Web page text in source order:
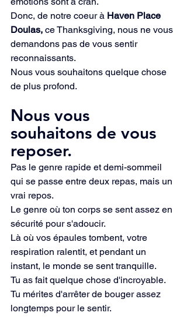
Donc, de notre coeur à Haven Place
Doulas, ce Thanksgiving, nous ne vous
demandons pas de vous sentir
reconnaissants.
Nous vous souhaitons quelque chose
de plus profond.
Nous vous
souhaitons de vous
reposer.
Pas le genre rapide et demi-sommeil
qui se passe entre deux repas, mais un
vrai repos.
Le genre où ton corps se sent assez en
sécurité pour s'adoucir.
Là où vos épaules tombent, votre
respiration ralentit, et pendant un
instant, le monde se sent tranquille.
Tu as fait quelque chose d'incroyable.
Tu mérites d'arrêter de bouger assez
longtemps pour le sentir.